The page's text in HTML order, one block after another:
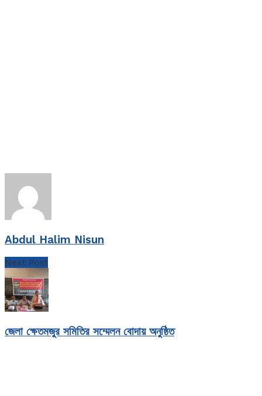
Abdul Halim Nisun
Next Post
জেলা ক্ষেতমজুর সমিতির সম্মেলন বোদায় অনুষ্ঠিত